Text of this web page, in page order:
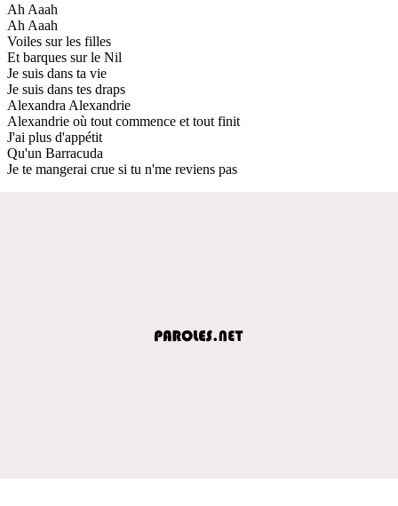
Ah Aaah
Ah Aaah
Voiles sur les filles
Et barques sur le Nil
Je suis dans ta vie
Je suis dans tes draps
Alexandra Alexandrie
Alexandrie où tout commence et tout finit
J'ai plus d'appétit
Qu'un Barracuda
Je te mangerai crue si tu n'me reviens pas